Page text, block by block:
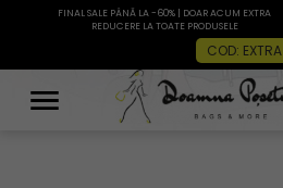
FINAL SALE PÂNĂ LA -60% | DOAR ACUM EXTRA
REDUCERE LA TOATE PRODUSELE
COD: EXTRA